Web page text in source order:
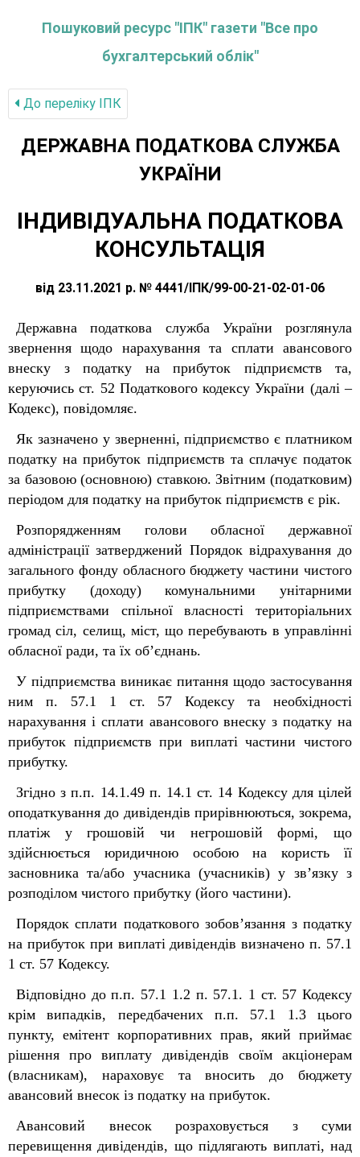
Пошуковий ресурс "ІПК" газети "Все про
бухгалтерський облік"
До переліку IПК
ДЕРЖАВНА ПОДАТКОВА СЛУЖБА
УКРАЇНИ
ІНДИВІДУАЛЬНА ПОДАТКОВА
КОНСУЛЬТАЦІЯ
від 23.11.2021 р. № 4441/ІПК/99-00-21-02-01-06
Державна податкова служба України розглянула
звернення щодо нарахування та сплати авансового
внеску з податку на прибуток підприємств та,
керуючись ст. 52 Податкового кодексу України (далі –
Кодекс), повідомляє.
Як зазначено у зверненні, підприємство є платником
податку на прибуток підприємств та сплачує податок
за базовою (основною) ставкою. Звітним (податковим)
періодом для податку на прибуток підприємств є рік.
Розпорядженням голови обласної державної
адміністрації затверджений Порядок відрахування до
загального фонду обласного бюджету частини чистого
прибутку (доходу) комунальними унітарними
підприємствами спільної власності територіальних
громад сіл, селищ, міст, що перебувають в управлінні
обласної ради, та їх об’єднань.
У підприємства виникає питання щодо застосування
ним п. 57.1 1 ст. 57 Кодексу та необхідності
нарахування і сплати авансового внеску з податку на
прибуток підприємств при виплаті частини чистого
прибутку.
Згідно з п.п. 14.1.49 п. 14.1 ст. 14 Кодексу для цілей
оподаткування до дивідендів прирівнюються, зокрема,
платіж у грошовій чи негрошовій формі, що
здійснюється юридичною особою на користь її
засновника та/або учасника (учасників) у зв’язку з
розподілом чистого прибутку (його частини).
Порядок сплати податкового зобов’язання з податку
на прибуток при виплаті дивідендів визначено п. 57.1
1 ст. 57 Кодексу.
Відповідно до п.п. 57.1 1.2 п. 57.1. 1 ст. 57 Кодексу
крім випадків, передбачених п.п. 57.1 1.3 цього
пункту, емітент корпоративних прав, який приймає
рішення про виплату дивідендів своїм акціонерам
(власникам), нараховує та вносить до бюджету
авансовий внесок із податку на прибуток.
Авансовий внесок розраховується з суми
перевищення дивідендів, що підлягають виплаті, над